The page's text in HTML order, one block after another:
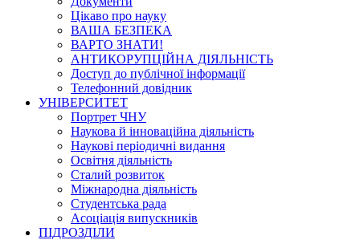
Цікаво про науку
ВАША БЕЗПЕКА
ВАРТО ЗНАТИ!
АНТИКОРУПЦІЙНА ДІЯЛЬНІСТЬ
Доступ до публічної інформації
Телефонний довідник
УНІВЕРСИТЕТ
Портрет ЧНУ
Наукова й інноваційна діяльність
Наукові періодичні видання
Освітня діяльність
Сталий розвиток
Міжнародна діяльність
Студентська рада
Асоціація випускників
ПІДРОЗДІЛИ